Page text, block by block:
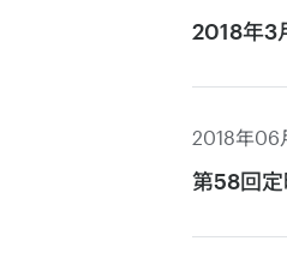
2018年3
2018年06
第58回